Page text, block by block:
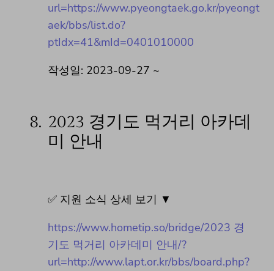
url=https://www.pyeongtaek.go.kr/pyeongt
aek/bbs/list.do?
ptIdx=41&mId=0401010000
작성일: 2023-09-27 ~
8. 2023 경기도 먹거리 아카데
미 안내
✅ 지원 소식 상세 보기 ▼
https://www.hometip.so/bridge/2023 경
기도 먹거리 아카데미 안내/?
url=http://www.lapt.or.kr/bbs/board.php?